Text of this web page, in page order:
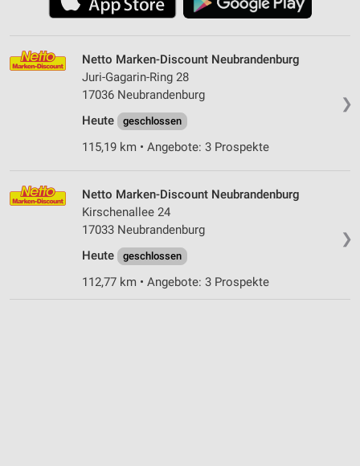
❯
Netto Marken-Discount Neubrandenburg
Juri-Gagarin-Ring 28
17036 Neubrandenburg
Heute
geschlossen
115,19 km • Angebote: 3 Prospekte
❯
Netto Marken-Discount Neubrandenburg
Kirschenallee 24
17033 Neubrandenburg
Heute
geschlossen
112,77 km • Angebote: 3 Prospekte